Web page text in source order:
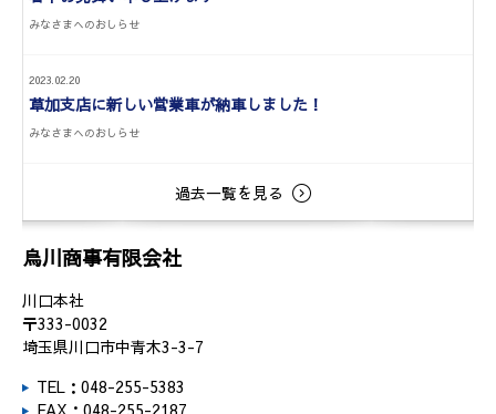
みなさまへのおしらせ
2023.02.20
草加支店に新しい営業車が納車しました！
みなさまへのおしらせ
過去一覧を見る
烏川商事有限会社
川口本社
〒333-0032
埼玉県川口市中青木3-3-7
TEL：048-255-5383
FAX：048-255-2187